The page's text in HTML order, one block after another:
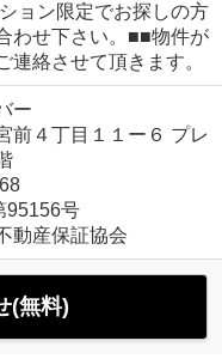
ョン限定でお探しの方
わせ下さい。■■物件が
連絡させて頂きます。
ー
前４丁目１１ー６ プレ
95156号
動産保証協会
(無料)